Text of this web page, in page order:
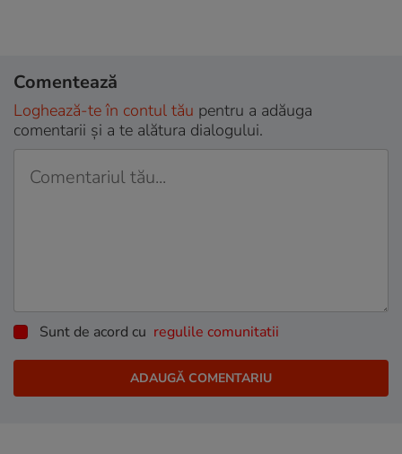
Comentează
Loghează-te în contul tău pentru a adăuga
comentarii și a te alătura dialogului.
Sunt de acord cu regulile comunitatii